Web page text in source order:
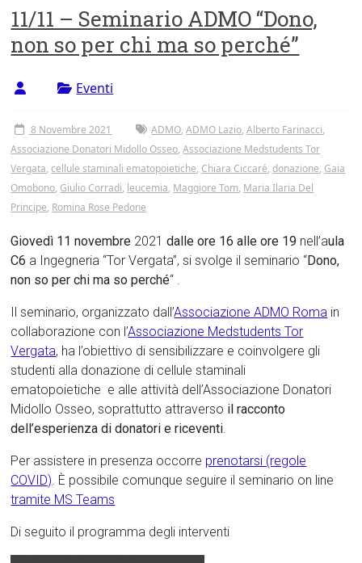
di
Roma
Tor
Vergata
11/11 – Seminario ADMO “Dono,
non so per chi ma so perché”
Eventi
8 Novembre 2021 ADMO,ADMO Lazio,Alberto Farinacci,
Associazione Donatori Midollo Osseo,Associazione Medstudents Tor
Vergata,cellule staminali ematopoietiche, Chiara Ciccaré,donazione, Gaia
Omobono, Giulio Corradi, leucemia, Maggiore Tom, Maria Ilaria Del
Principe, Romina Rose Pedone
Giovedì 11 novembre 2021dalle ore 16 alle ore 19 nell’aula
C6 a Ingegneria “Tor Vergata”, si svolge il seminario “Dono,
non so per chi ma so perché“ .
Il seminario, organizzato dall’Associazione ADMO Roma in
collaborazione con l’Associazione Medstudents Tor
Vergata, ha l’obiettivo di sensibilizzare e coinvolgere gli
studenti alla donazione di cellule staminali
ematopoietiche e alle attività dell’Associazione Donatori
Midollo Osseo, soprattutto attraverso il racconto
dell’esperienza di donatori e riceventi.
Per assistere in presenza occorre prenotarsi (regole
COVID). È possibile comunque seguire il seminario on line
tramite MS Teams
Di seguito il programma degli interventi